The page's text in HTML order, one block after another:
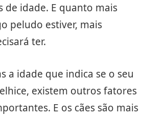
de idade. E quanto mais
peludo estiver, mais
ter.
a idade que indica se o seu
existem outros fatores
E os cães são mais